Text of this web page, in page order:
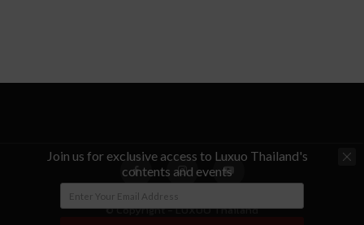
© Copyright - LUXUO Thailand
Join us for exclusive access to Luxuo Thailand's
contents and events